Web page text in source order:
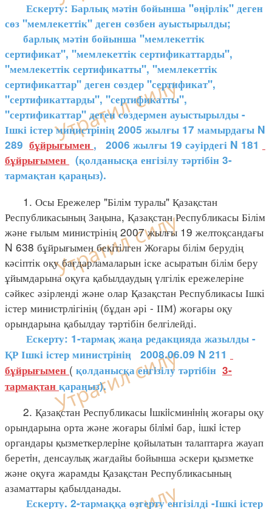
Ескерту: Барлық мәтін бойынша "өңірлік" деген
сөз "мемлекеттік" деген сөзбен ауыстырылды;
барлық мәтін бойынша "мемлекеттік
сертификат", "мемлекеттік сертификаттарды",
"мемлекеттік сертификатты", "мемлекеттік
сертификаттар" деген сөздер "сертификат",
"сертификаттарды", "сертификатты",
"сертификаттар" деген сөздермен ауыстырылды -
Ішкі істер министрінің 2005 жылғы 17 мамырдағы N
289 бұйрығымен , 2006 жылғы 19 сәуірдегі N 181
бұйрығымен
(қолданысқа енгізілу тәртібін 3-
тармақтан қараңыз).
1. Осы Ережелер "Білім туралы" Қазақстан
Республикасының Заңына, Қазақстан Республикасы Білім
және ғылым министрінің 2007 жылғы 19 желтоқсандағы
N 638 бұйрығымен бекітілген Жоғары білім берудің
кәсіптік оқу бағдарламаларын іске асыратын білім беру
ұйымдарына оқуға қабылдаудың үлгілік ережелеріне
сәйкес әзірленді және олар Қазақстан Республикасы Ішкі
істер министрлігінің (бұдан әрі - ІІМ) жоғары оқу
орындарына қабылдау тәртібін белгілейді.
Ескерту: 1-тармақ жаңа редакцияда жазылды -
ҚР Ішкі істер министрінің
2008.06.09 N 211
бұйрығымен ( қолданысқа енгізілу тәртібін 3-
тармақтан қараңыз).
2. Қазақстан Республикасы Iшкiiсминiнiң жоғары оқу
орындарына орта және жоғары бiлiмi бар, iшкi iстер
органдары қызметкерлерiне қойылатын талаптарға жауап
беретiн, денсаулық жағдайы бойынша әскери қызметке
және оқуға жарамды Қазақстан Республикасының
азаматтары қабылданады.
Ескерту. 2-тармаққа өзгерту енгізілді -Ішкі істер